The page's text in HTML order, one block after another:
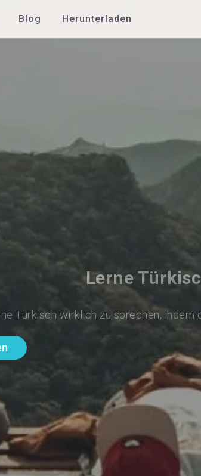
Blog Herunterladen
Lerne
Türkisch wirklich zu sprechen,